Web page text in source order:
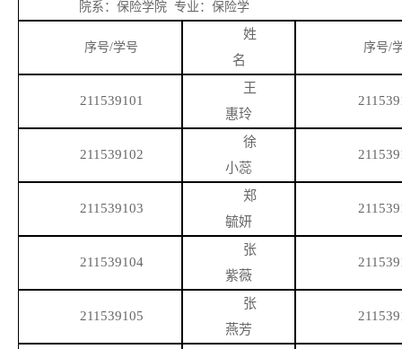
院系：保险学院 专业：保险学
序号/学号
姓
名
序号/
211539101
王
惠玲
211539102
徐
小蕊
211539103
郑
毓妍
211539104
张
紫薇
211539105
张
燕芳